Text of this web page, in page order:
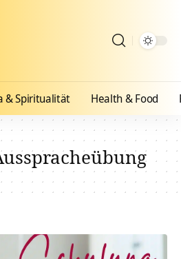
& Spiritualität Health & Food